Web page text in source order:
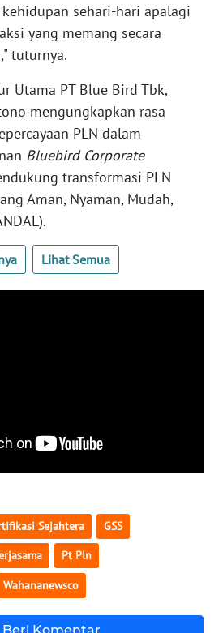
sehari-hari apalagi
yang memang secara
tuturnya.
Utama PT Blue Bird Tbk,
mengungkapkan rasa
PLN dalam
Bluebird Corporate
transformasi PLN
Aman, Nyaman, Mudah,
Lihat Semua
Sejahtera GSS
Pt Pln
Wahananewsco